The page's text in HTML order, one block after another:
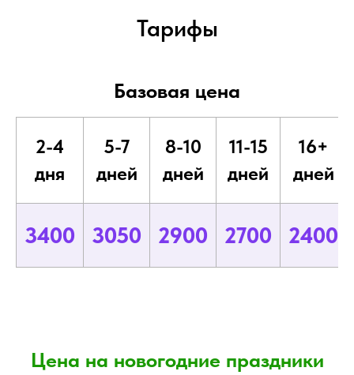
Тарифы
Базовая цена
2-4
дня
5-7
дней
8-10
дней
11-15
дней
16+
дней
3400 3050 2900 2700 2400
Цена на новогодние праздники